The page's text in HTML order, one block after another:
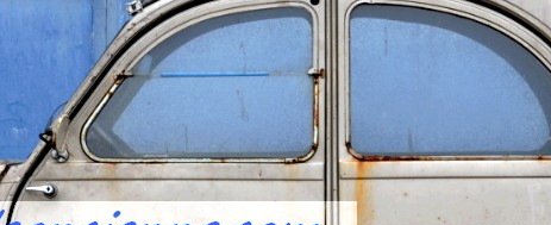
Ancienne
historiques …